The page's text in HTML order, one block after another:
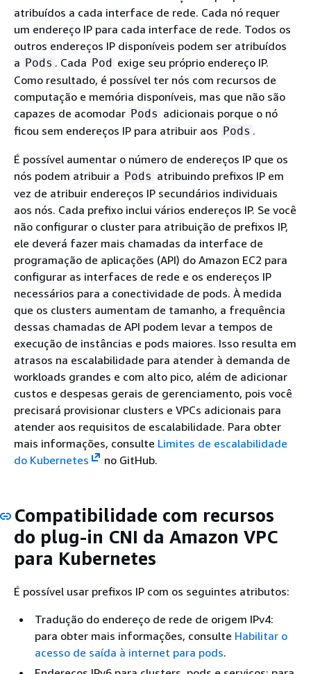
atribuídos a cada interface de rede. Cada nó requer
um endereço IP para cada interface de rede. Todos os
outros endereços IP disponíveis podem ser atribuídos
a Pods . Cada Pod exige seu próprio endereço IP.
Como resultado, é possível ter nós com recursos de
computação e memória disponíveis, mas que não são
capazes de acomodar Pods adicionais porque o nó
ficou sem endereços IP para atribuir aos Pods .
É possível aumentar o número de endereços IP que os
nós podem atribuir a Pods atribuindo prefixos IP em
vez de atribuir endereços IP secundários individuais
aos nós. Cada prefixo inclui vários endereços IP. Se você
não configurar o cluster para atribuição de prefixos IP,
ele deverá fazer mais chamadas da interface de
programação de aplicações (API) do Amazon EC2 para
configurar as interfaces de rede e os endereços IP
necessários para a conectividade de pods. À medida
que os clusters aumentam de tamanho, a frequência
dessas chamadas de API podem levar a tempos de
execução de instâncias e pods maiores. Isso resulta em
atrasos na escalabilidade para atender à demanda de
workloads grandes e com alto pico, além de adicionar
custos e despesas gerais de gerenciamento, pois você
precisará provisionar clusters e VPCs adicionais para
atender aos requisitos de escalabilidade. Para obter
mais informações, consulte Limites de escalabilidade
do Kubernetes
no GitHub.
Compatibilidade com recursos
do plug-in CNI da Amazon VPC
para Kubernetes
É possível usar prefixos IP com os seguintes atributos:
Tradução do endereço de rede de origem IPv4:
para obter mais informações, consulte Habilitar o
acesso de saída à internet para pods.